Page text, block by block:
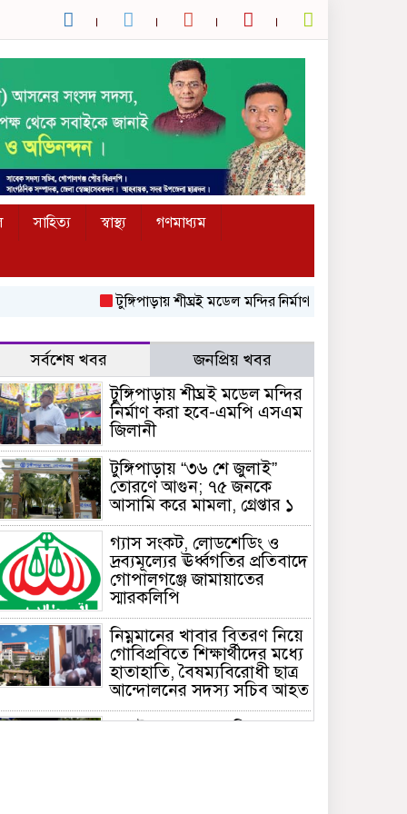
সাহিত্য স্বাস্থ্য
গণমাধ্যম
টুঙ্গিপাড়ায় শীঘ্রই মডেল মন্দির নির্মাণ করা হবে-এমপি এসএম
সর্বশেষ খবর জনপ্রিয় খবর
টুঙ্গিপাড়ায় শীঘ্রই মডেল মন্দির
নির্মাণ করা হবে-এমপি এসএম
জিলানী
টুঙ্গিপাড়ায় “৩৬ শে জুলাই”
তোরণে আগুন; ৭৫ জনকে
আসামি করে মামলা, গ্রেপ্তার ১
গ্যাস সংকট, লোডশেডিং ও
দ্রব্যমূল্যের ঊর্ধ্বগতির প্রতিবাদে
গোপালগঞ্জে জামায়াতের
স্মারকলিপি
নিম্নমানের খাবার বিতরণ নিয়ে
গোবিপ্রবিতে শিক্ষার্থীদের মধ্যে
হাতাহাতি, বৈষম্যবিরোধী ছাত্র
আন্দোলনের সদস্য সচিব আহত
জুলাই গণঅভ্যুত্থান দিবস